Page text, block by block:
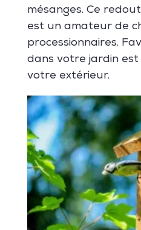
mésanges. Ce
est un amateur de
processionnaires.
dans votre jardin
votre extérieur.